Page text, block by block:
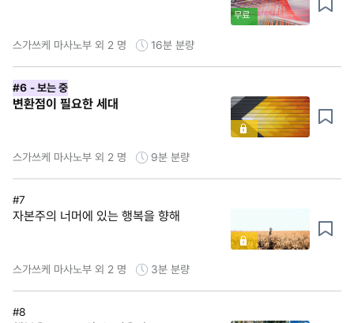
무료
스가쓰케 마사노부 외 2 명 16분 분량
#6 - 보는 중
변환점이 필요한 세대
스가쓰케 마사노부 외 2 명 9분 분량
#7
자본주의 너머에 있는 행복을 향해
스가쓰케 마사노부 외 2 명 3분 분량
#8